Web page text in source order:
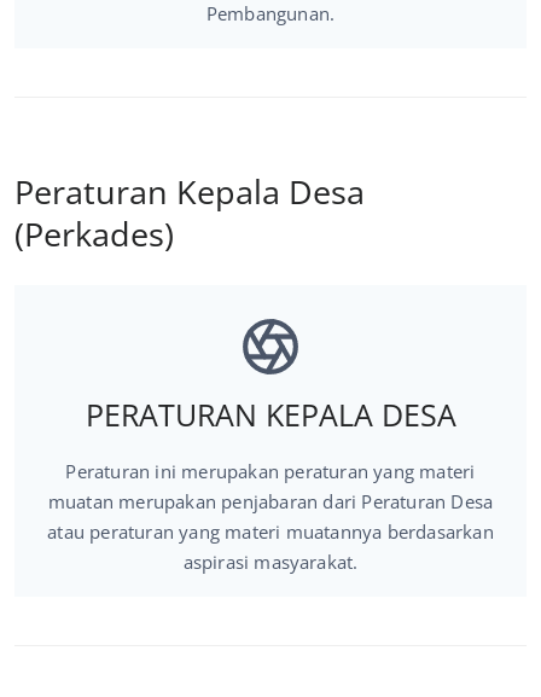
Pembangunan.
Peraturan Kepala Desa
(Perkades)
PERATURAN KEPALA DESA
Peraturan ini merupakan peraturan yang materi
muatan merupakan penjabaran dari Peraturan Desa
atau peraturan yang materi muatannya berdasarkan
aspirasi masyarakat.